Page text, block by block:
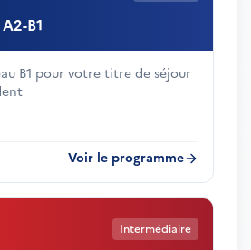
B1
B1 pour votre titre de séjour
Voir le programme
Intermédiaire